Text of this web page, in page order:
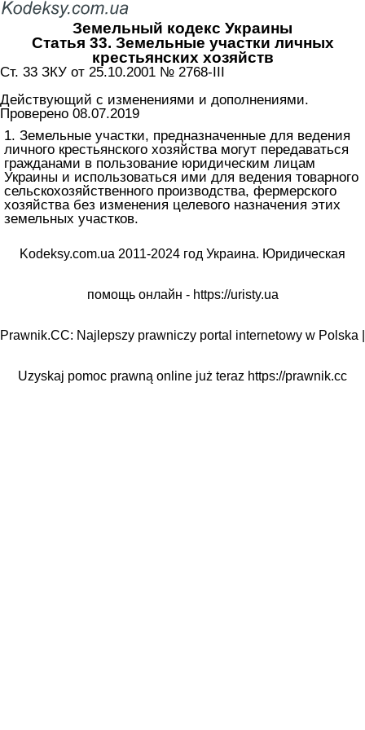
Земельный кодекс Украины
Статья 33. Земельные участки личных
крестьянских хозяйств
Ст. 33 ЗКУ от 25.10.2001 № 2768-III
Действующий с изменениями и дополнениями.
Проверено 08.07.2019
1. Земельные участки, предназначенные для ведения
личного крестьянского хозяйства могут передаваться
гражданами в пользование юридическим лицам
Украины и использоваться ими для ведения товарного
сельскохозяйственного производства, фермерского
хозяйства без изменения целевого назначения этих
земельных участков.
Kodeksy.com.ua 2011-2024 год Украина. Юридическая
помощь онлайн - https://uristy.ua
Prawnik.CC: Najlepszy prawniczy portal internetowy w Polska |
Uzyskaj pomoc prawną online już teraz https://prawnik.cc